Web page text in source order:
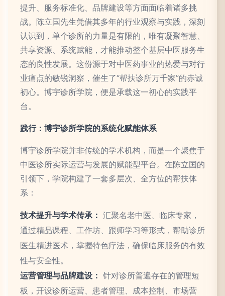
提升、服务标准化、品牌建设等方面面临着诸多挑
战。陈立国先生凭借其多年的行业观察与实践，深刻
认识到，单个诊所的力量是有限的，唯有凝聚智慧、
共享资源、系统赋能，才能推动整个基层中医服务生
态的良性发展。这份源于对中医药事业的热爱与对行
业痛点的敏锐洞察，催生了“帮扶诊所万千家”的赤诚
初心。博宇诊所学院，便是承载这一初心的实践平
台。
践行：博宇诊所学院的系统化赋能体系
博宇诊所学院并非传统的学术机构，而是一个聚焦于
中医诊所实际运营与发展的赋能型平台。在陈立国的
引领下，学院构建了一套多层次、全方位的帮扶体
系：
技术提升与学术传承： 汇聚名老中医、临床专家，
通过精品课程、工作坊、跟师学习等形式，帮助诊所
医生精进医术，掌握特色疗法，确保临床服务的有效
性与安全性。
运营管理与品牌建设： 针对诊所普遍存在的管理短
板，开设诊所运营、患者管理、成本控制、市场营